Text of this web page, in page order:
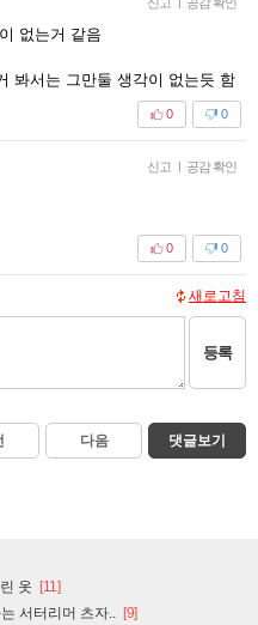
없는거 같음
봐서는 그만둘 생각이 없는듯 함
0
0
신고 | 공감 확인
0
0
새로고침
등록
다음 댓글보기
옷 [11]
서터리머 츠자.. [9]